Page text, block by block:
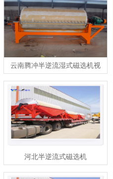
云南腾冲半逆流湿式磁选机视
频
河北半逆流式磁选机